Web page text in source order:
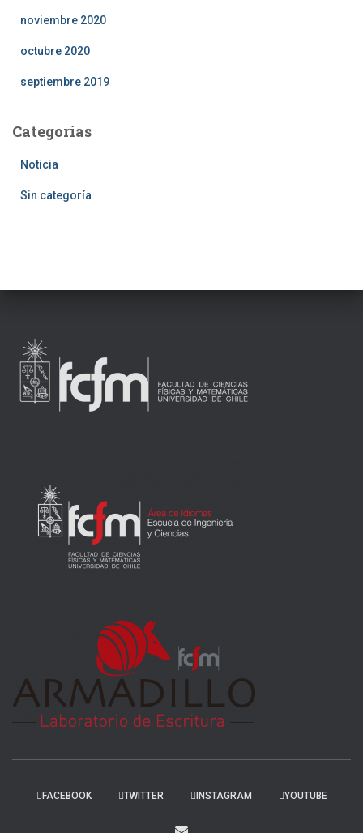
noviembre 2020
octubre 2020
septiembre 2019
Categorías
Noticia
Sin categoría
FACEBOOK TWITTER INSTAGRAM YOUTUBE